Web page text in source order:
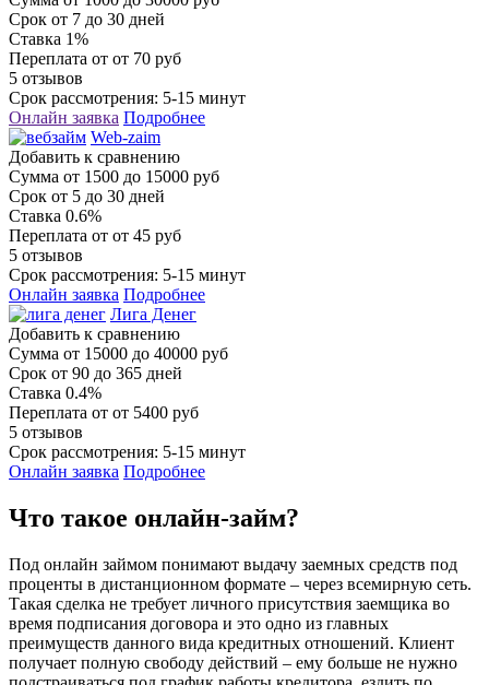
Срок от 7 до 30 дней
Ставка 1%
Переплата от от 70 руб
5 отзывов
Срок рассмотрения: 5-15 минут
Онлайн заявка Подробнее
Web-zaim
Добавить к сравнению
Сумма от 1500 до 15000 руб
Срок от 5 до 30 дней
Ставка 0.6%
Переплата от от 45 руб
5 отзывов
Срок рассмотрения: 5-15 минут
Онлайн заявка Подробнее
Лига Денег
Добавить к сравнению
Сумма от 15000 до 40000 руб
Срок от 90 до 365 дней
Ставка 0.4%
Переплата от от 5400 руб
5 отзывов
Срок рассмотрения: 5-15 минут
Онлайн заявка Подробнее
Что такое онлайн-займ?
Под онлайн займом понимают выдачу заемных средств под
проценты в дистанционном формате – через всемирную сеть.
Такая сделка не требует личного присутствия заемщика во
время подписания договора и это одно из главных
преимуществ данного вида кредитных отношений. Клиент
получает полную свободу действий – ему больше не нужно